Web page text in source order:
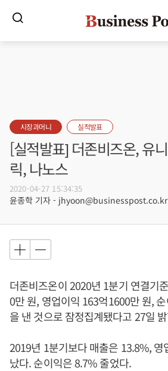
시장과머니 실적발표
[실적발표] 더존비즈온, 유
릭, 나노스
2020-04-27 15:34:35
윤종학 기자 - jhyoon@businesspost.co.kr
더존비즈온이 2020년 1분기 연결기
0만 원, 영업이익 163억1600만 원,
을 낸 것으로 잠정집계됐다고 27일
2019년 1분기보다 매출은 13.8%,
났다. 순이익은 8.7% 줄었다.